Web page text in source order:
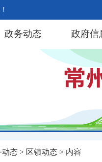
政务动态 政府信
动态 > 区镇动态 > 内容